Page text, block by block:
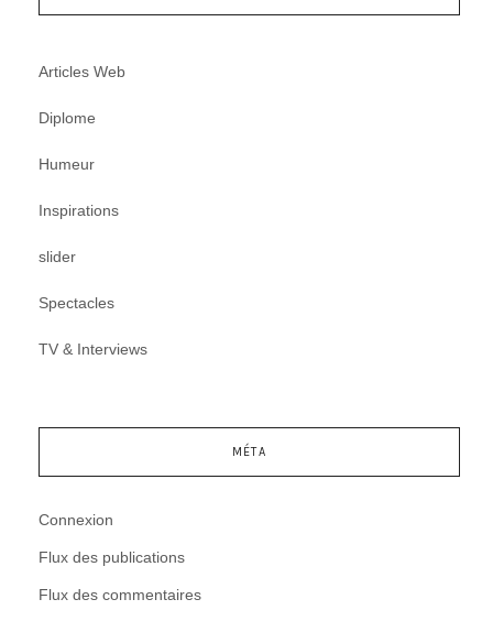
Articles Web
Diplome
Humeur
Inspirations
slider
Spectacles
TV & Interviews
MÉTA
Connexion
Flux des publications
Flux des commentaires